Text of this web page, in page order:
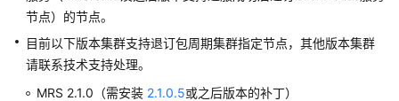
快
速
入
节点）的节点。
目前以下版本集群支持退订包周期集群指定节点，其他版本集群
请联系技术支持处理。
MRS 2.1.0（需安装 2.1.0.5或之后版本的补丁）